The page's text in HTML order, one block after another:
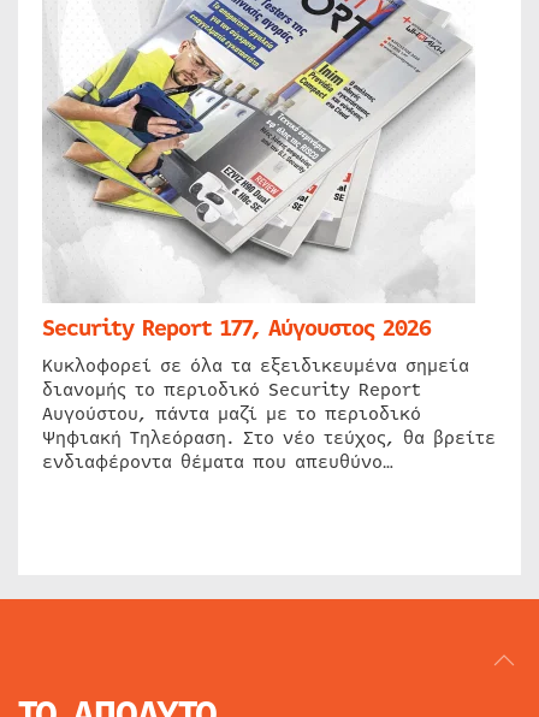
Security Report 177, Αύγουστος 2026
Κυκλοφορεί σε όλα τα εξειδικευμένα σημεία
διανομής το περιοδικό Security Report
Αυγούστου, πάντα μαζί με το περιοδικό
Ψηφιακή Τηλεόραση. Στο νέο τεύχος, θα βρείτε
ενδιαφέροντα θέματα που απευθύνο…